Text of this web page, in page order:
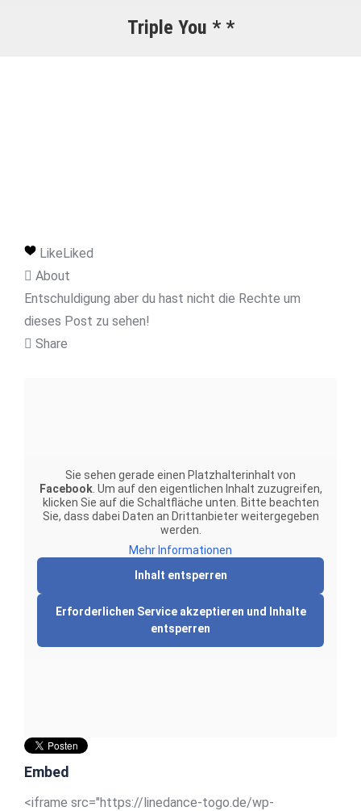
Triple You * *
LikeLiked
About
Entschuldigung aber du hast nicht die Rechte um
dieses Post zu sehen!
Share
Sie sehen gerade einen Platzhalterinhalt von
Facebook. Um auf den eigentlichen Inhalt zuzugreifen,
klicken Sie auf die Schaltfläche unten. Bitte beachten
Sie, dass dabei Daten an Drittanbieter weitergegeben
werden.
Mehr Informationen
Inhalt entsperren
Erforderlichen Service akzeptieren und Inhalte
entsperren
Embed
<iframe src="https://linedance-togo.de/wp-